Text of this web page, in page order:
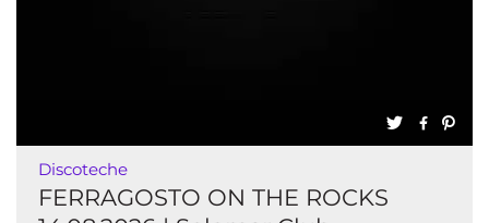
Discoteche
FERRAGOSTO ON THE ROCKS